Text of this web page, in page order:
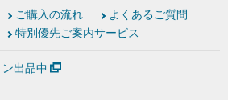
ご購入の流れ
よくあるご質問
特別優先ご案内サービス
出品中